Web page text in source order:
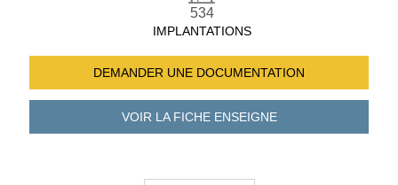
534
IMPLANTATIONS
DEMANDER UNE DOCUMENTATION
VOIR LA FICHEENSEIGNE